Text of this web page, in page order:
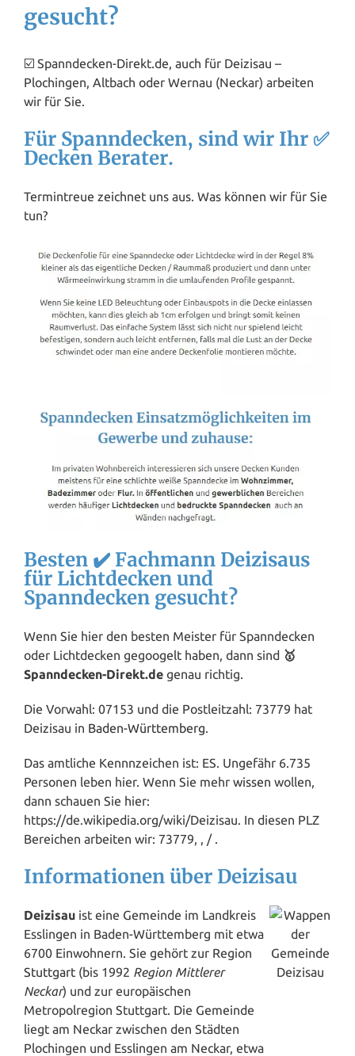
gesucht?
☑️ Spanndecken-Direkt.de, auch für Deizisau –
Plochingen, Altbach oder Wernau (Neckar) arbeiten
wir für Sie.
Für Spanndecken, sind wir Ihr ✅
Decken Berater.
Termintreue zeichnet uns aus. Was können wir für Sie
tun?
Besten ✔️ Fachmann Deizisaus
für Lichtdecken und
Spanndecken gesucht?
Wenn Sie hier den besten Meister für Spanndecken
oder Lichtdecken gegoogelt haben, dann sind 🥇
Spanndecken-Direkt.de genau richtig.
Die Vorwahl: 07153 und die Postleitzahl: 73779 hat
Deizisau in Baden-Württemberg.
Das amtliche Kennnzeichen ist: ES. Ungefähr 6.735
Personen leben hier. Wenn Sie mehr wissen wollen,
dann schauen Sie hier:
https://de.wikipedia.org/wiki/Deizisau. In diesen PLZ
Bereichen arbeiten wir: 73779, , / .
Informationen über Deizisau
Deizisau ist eine Gemeinde im Landkreis
Esslingen in Baden-Württemberg mit etwa
6700 Einwohnern. Sie gehört zur Region
Stuttgart (bis 1992 Region Mittlerer
Neckar) und zur europäischen
Metropolregion Stuttgart. Die Gemeinde
liegt am Neckar zwischen den Städten
Plochingen und Esslingen am Neckar, etwa